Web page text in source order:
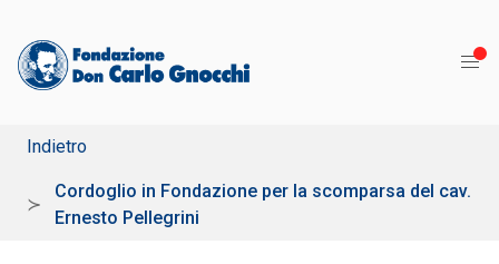
Indietro
Cordoglio in Fondazione per la scomparsa del cav.
Ernesto Pellegrini